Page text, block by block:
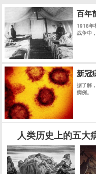
百年
1918年
战争中
新冠
据了解
病例。
人类历史上的五大